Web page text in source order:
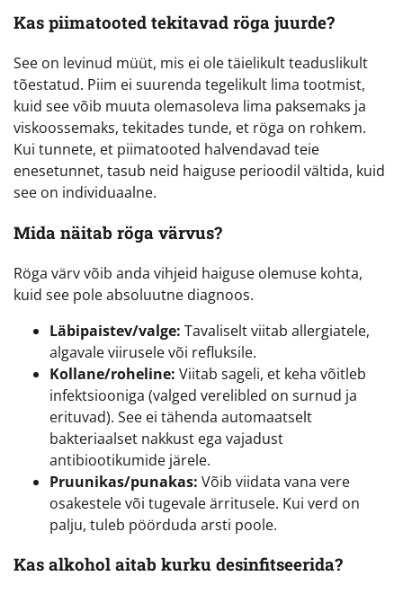
Kas piimatooted tekitavad röga juurde?
See on levinud müüt, mis ei ole täielikult teaduslikult
tõestatud. Piim ei suurenda tegelikult lima tootmist,
kuid see võib muuta olemasoleva lima paksemaks ja
viskoossemaks, tekitades tunde, et röga on rohkem.
Kui tunnete, et piimatooted halvendavad teie
enesetunnet, tasub neid haiguse perioodil vältida, kuid
see on individuaalne.
Mida näitab röga värvus?
Röga värv võib anda vihjeid haiguse olemuse kohta,
kuid see pole absoluutne diagnoos.
Läbipaistev/valge: Tavaliselt viitab allergiatele,
algavale viirusele või refluksile.
Kollane/roheline: Viitab sageli, et keha võitleb
infektsiooniga (valged verelibled on surnud ja
erituvad). See ei tähenda automaatselt
bakteriaalset nakkust ega vajadust
antibiootikumide järele.
Pruunikas/punakas: Võib viidata vana vere
osakestele või tugevale ärritusele. Kui verd on
palju, tuleb pöörduda arsti poole.
Kas alkohol aitab kurku desinfitseerida?